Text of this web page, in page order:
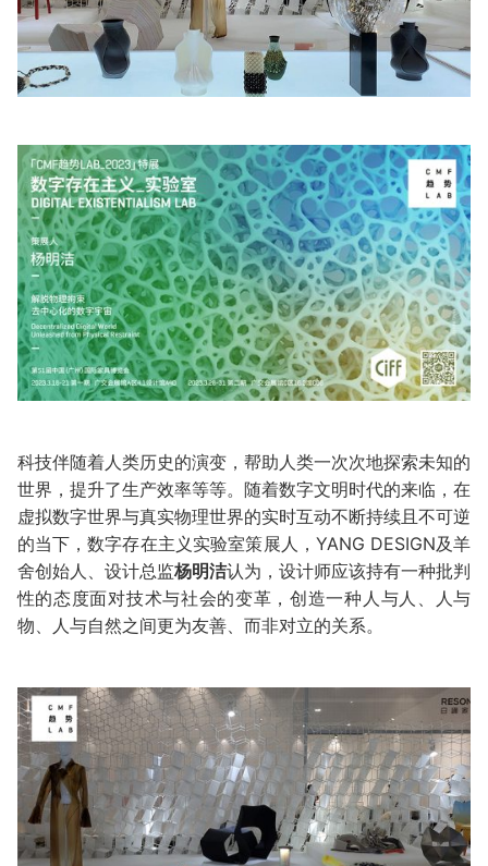
科技伴随着人类历史的演变，帮助人类一次次地探索未知的
世界，提升了生产效率等等。随着数字文明时代的来临，在
虚拟数字世界与真实物理世界的实时互动不断持续且不可逆
的当下，数字存在主义实验室策展人， YANG DESIGN及羊
舍创始人、设计总监杨明洁认为，设计师应该持有一种批判
性的态度面对技术与社会的变革，创造一种人与人、人与
物、人与自然之间更为友善、而非对立的关系。